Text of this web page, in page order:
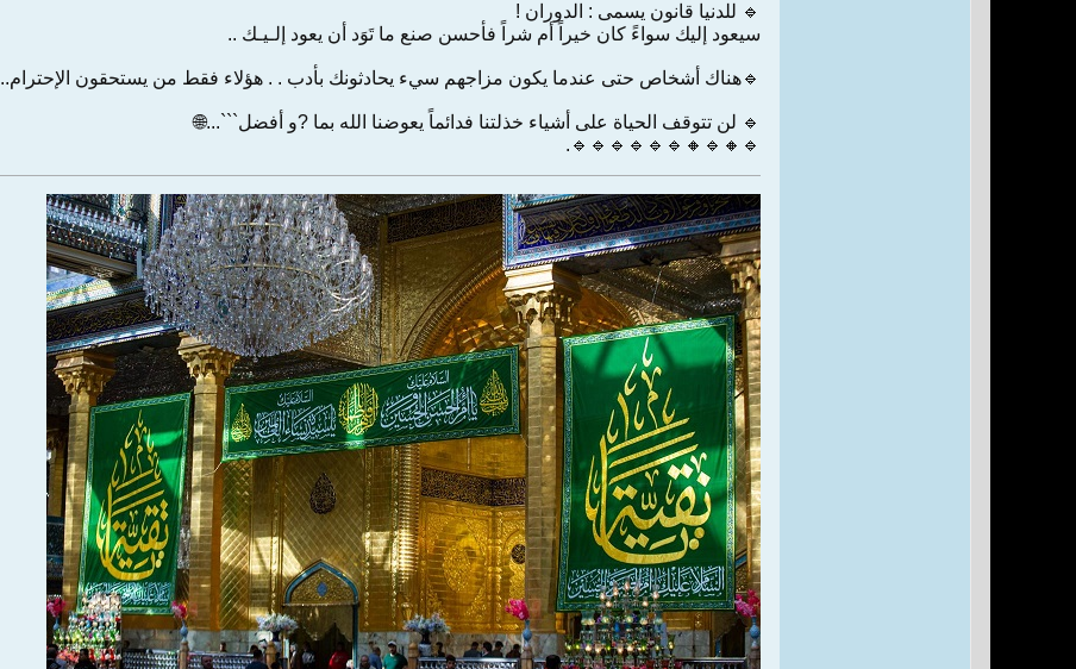
🔹 للدنيا قانون يسمى : الدوران !
سيعود إليك سواءً كان خيراً أم شراً فأحسن صنع ما تَوَد أن يعود إلـيـك ..
🔹هناك أشخاص حتى عندما يكون مزاجهم سيء يحادثونك بأدب . . هؤلاء فقط من يستحقون الإحترام..
🔹 لن تتوقف الحياة على أشياء خذلتنا فدائماً يعوضنا الله بما ?و أفضل```...🌐
🔹🔸🔹🔸🔹🔹🔹🔹🔹🔹.